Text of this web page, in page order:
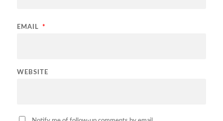
EMAIL *
WEBSITE